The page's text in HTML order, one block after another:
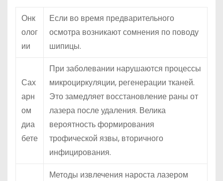
Онк
олог
ии
Если во время предварительного
осмотра возникают сомнения по поводу
шипицы.
Сах
арн
ом
диа
бете
При заболевании нарушаются процессы
микроциркуляции, регенерации тканей.
Это замедляет восстановление раны от
лазера после удаления. Велика
вероятность формирования
трофической язвы, вторичного
инфицирования.
Методы извлечения нароста лазером